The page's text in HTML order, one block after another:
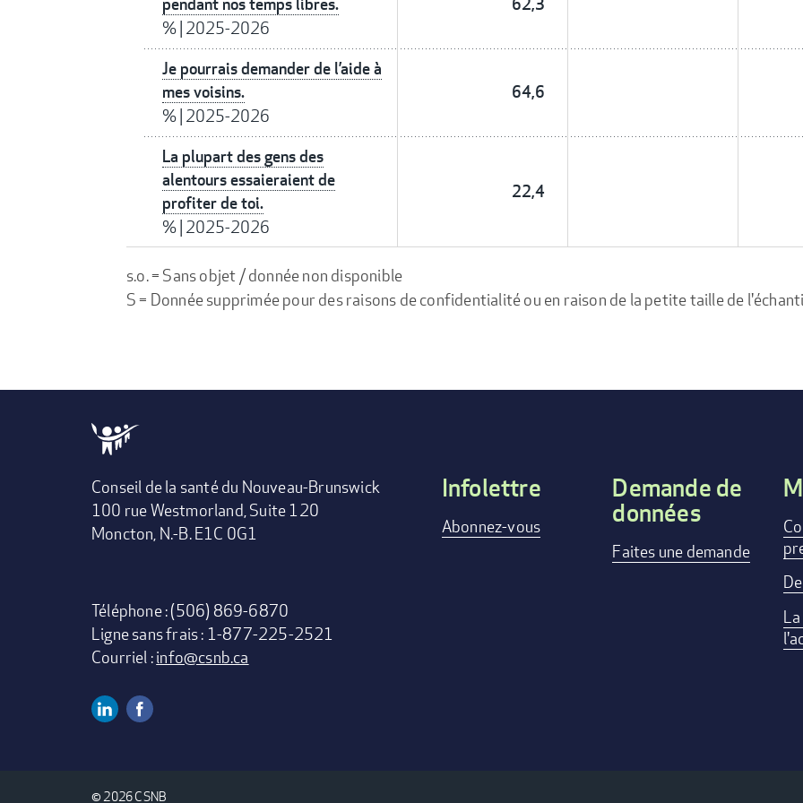
pendant nos temps libres.
%| 2025-2026
62,3
Je pourrais demander de l’aide à
mes voisins.
%| 2025-2026
64,6
La plupart des gens des
alentours essaieraient de
profiter de toi.
%| 2025-2026
22,4
s.o. = Sans objet / donnée non disponible
S = Donnée supprimée pour des raisons de confidentialité ou en raison de la petite taille de
Conseil de la santé du Nouveau-Brunswick
100 rue Westmorland, Suite 120
Moncton, N.-B. E1C 0G1
Téléphone : (506) 869-6870
Ligne sans frais : 1-877-225-2521
Courriel :info@csnb.ca
Footer
Infolettre
Abonnez-vous
Demande de
données
Faites une demande
Media
Linkedin
© 2026 CSNB